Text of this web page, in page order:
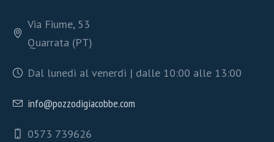
Via Fiume, 53
Quarrata (PT)
Dal lunedì al venerdì | dalle 10:00 alle 13:00
info@pozzodigiacobbe.com
0573 739626